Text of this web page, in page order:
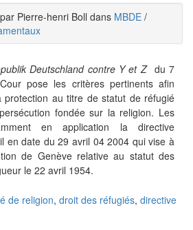
Pierre-henri Boll dans MBDE /
Deutschland contre Y et Zdu 7
pose les critères pertinents afin
protection au titre de statut de réfugié
fondée sur la religion. Les
en application la directive
en date du 29 avril 04 2004 qui vise à
de Genève relative au statut des
le 22 avril 1954.
de religion, droit des réfugiés, directive